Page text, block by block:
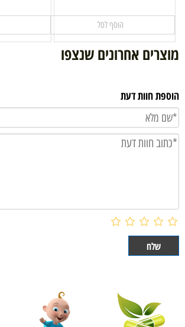
הוסף לסל
מוצרים אחרונים שנצפו
הוספת חוות דעת